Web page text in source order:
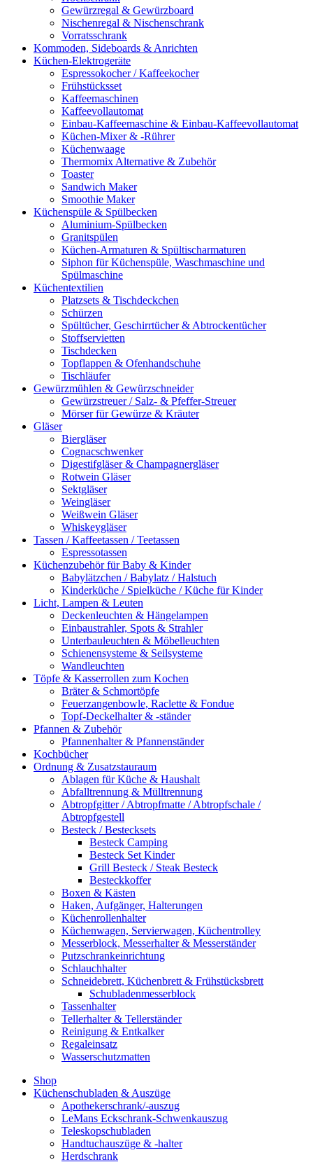
Gewürzregal & Gewürzboard
Nischenregal & Nischenschrank
Vorratsschrank
Kommoden, Sideboards & Anrichten
Küchen-Elektrogeräte
Espressokocher / Kaffeekocher
Frühstücksset
Kaffeemaschinen
Kaffeevollautomat
Einbau-Kaffeemaschine & Einbau-Kaffeevollautomat
Küchen-Mixer & -Rührer
Küchenwaage
Thermomix Alternative & Zubehör
Toaster
Sandwich Maker
Smoothie Maker
Küchenspüle & Spülbecken
Aluminium-Spülbecken
Granitspülen
Küchen-Armaturen & Spültischarmaturen
Siphon für Küchenspüle, Waschmaschine und
Spülmaschine
Küchentextilien
Platzsets & Tischdeckchen
Schürzen
Spültücher, Geschirrtücher & Abtrockentücher
Stoffservietten
Tischdecken
Topflappen & Ofenhandschuhe
Tischläufer
Gewürzmühlen & Gewürzschneider
Gewürzstreuer / Salz- & Pfeffer-Streuer
Mörser für Gewürze & Kräuter
Gläser
Biergläser
Cognacschwenker
Digestifgläser & Champagnergläser
Rotwein Gläser
Sektgläser
Weingläser
Weißwein Gläser
Whiskeygläser
Tassen / Kaffeetassen / Teetassen
Espressotassen
Küchenzubehör für Baby & Kinder
Babylätzchen / Babylatz / Halstuch
Kinderküche / Spielküche / Küche für Kinder
Licht, Lampen & Leuten
Deckenleuchten & Hängelampen
Einbaustrahler, Spots & Strahler
Unterbauleuchten & Möbelleuchten
Schienensysteme & Seilsysteme
Wandleuchten
Töpfe & Kasserrollen zum Kochen
Bräter & Schmortöpfe
Feuerzangenbowle, Raclette & Fondue
Topf-Deckelhalter & -ständer
Pfannen & Zubehör
Pfannenhalter & Pfannenständer
Kochbücher
Ordnung & Zusatzstauraum
Ablagen für Küche & Haushalt
Abfalltrennung & Mülltrennung
Abtropfgitter / Abtropfmatte / Abtropfschale /
Abtropfgestell
Besteck / Bestecksets
Besteck Camping
Besteck Set Kinder
Grill Besteck / Steak Besteck
Besteckkoffer
Boxen & Kästen
Haken, Aufgänger, Halterungen
Küchenrollenhalter
Küchenwagen, Servierwagen, Küchentrolley
Messerblock, Messerhalter & Messerständer
Putzschrankeinrichtung
Schlauchhalter
Schneidebrett, Küchenbrett & Frühstücksbrett
Schubladenmesserblock
Tassenhalter
Tellerhalter & Tellerständer
Reinigung & Entkalker
Regaleinsatz
Wasserschutzmatten
Shop
Küchenschubladen & Auszüge
Apothekerschrank/-auszug
LeMans Eckschrank-Schwenkauszug
Teleskopschubladen
Handtuchauszüge & -halter
Herdschrank